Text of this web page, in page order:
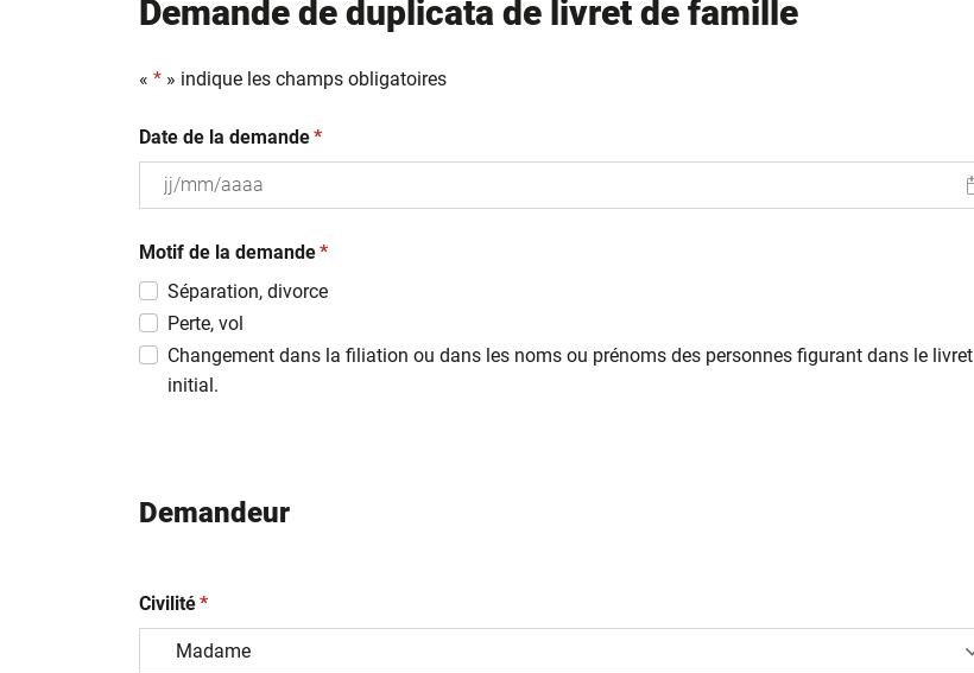
Demande de duplicata de livret de famille
« * » indique les champs obligatoires
Date de la demande(obligatoire)
*
slash
MM
slash
AAAA
Motif de la demande(obligatoire)
*
Séparation, divorce
Perte, vol
Changement dans la filiation ou dans les noms ou prénoms des personnes figurant dans le livret
initial.
Demandeur
Civilité(obligatoire)
*